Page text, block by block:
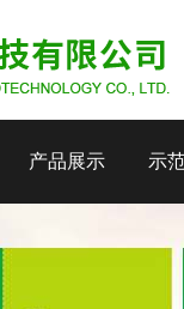
产品展示 示